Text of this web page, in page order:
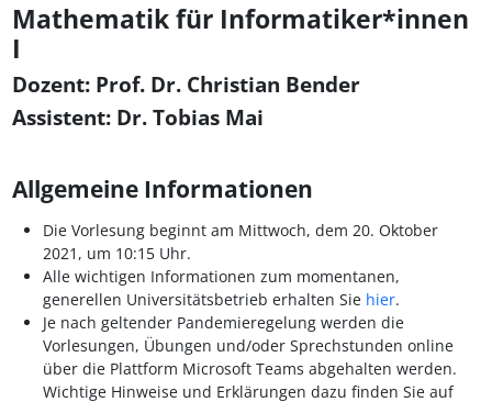
Mathematik für Informatiker*innen
I
Dozent: Prof. Dr. Christian Bender
Assistent: Dr. Tobias Mai
Allgemeine Informationen
Die Vorlesung beginnt am Mittwoch, dem 20. Oktober
2021, um 10:15 Uhr.
Alle wichtigen Informationen zum momentanen,
generellen Universitätsbetrieb erhalten Sie hier.
Je nach geltender Pandemieregelung werden die
Vorlesungen, Übungen und/oder Sprechstunden online
über die Plattform Microsoft Teams abgehalten werden.
Wichtige Hinweise und Erklärungen dazu finden Sie auf